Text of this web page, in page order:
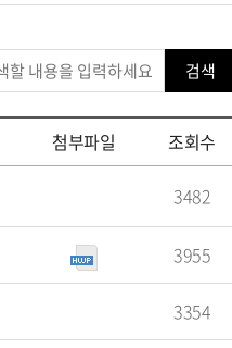
유
하
검색
첨부파일 조회수
3482
3955
3354